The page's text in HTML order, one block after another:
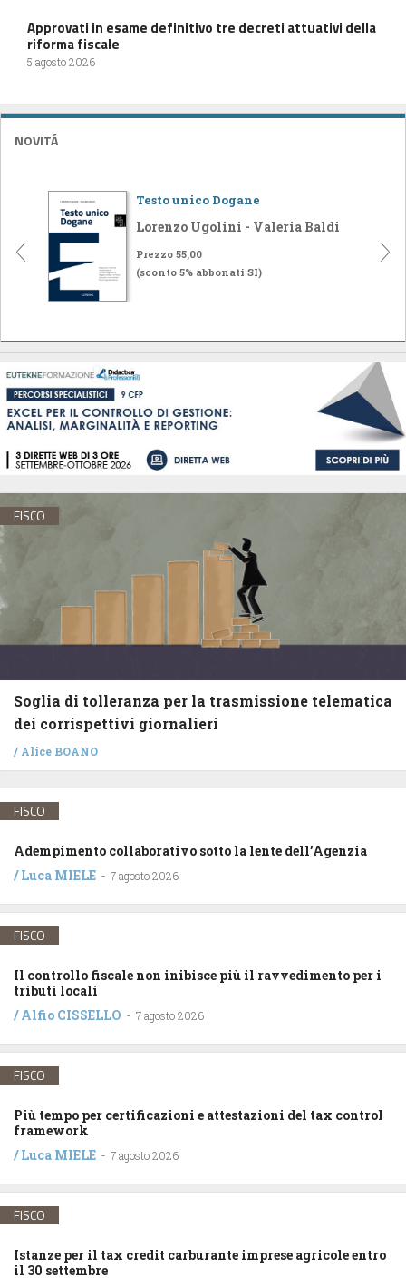
Approvati in esame definitivo tre decreti attuativi della
riforma fiscale
5 agosto 2026
NOVITÁ
Testo unico Dogane
Lorenzo Ugolini - Valeria Baldi
Prezzo 55,00
(sconto 5% abbonati SI)
FISCO
Soglia di tolleranza per la trasmissione telematica
dei corrispettivi giornalieri
/ Alice BOANO
FISCO
Adempimento collaborativo sotto la lente dell’Agenzia
/Luca MIELE - 7 agosto 2026
FISCO
Il controllo fiscale non inibisce più il ravvedimento per i
tributi locali
/Alfio CISSELLO - 7 agosto 2026
FISCO
Più tempo per certificazioni e attestazioni del tax control
framework
/Luca MIELE - 7 agosto 2026
FISCO
Istanze per il tax credit carburante imprese agricole entro
il 30 settembre